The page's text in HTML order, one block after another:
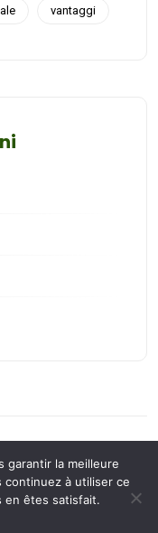
vantaggi
garantir la meilleure
à utiliser ce
en êtes satisfait.